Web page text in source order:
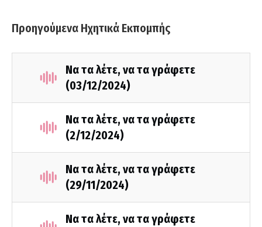
Προηγούμενα Ηχητικά Εκπομπής
Να τα λέτε, να τα γράφετε
(03/12/2024)
Να τα λέτε, να τα γράφετε
(2/12/2024)
Να τα λέτε, να τα γράφετε
(29/11/2024)
Να τα λέτε, να τα γράφετε